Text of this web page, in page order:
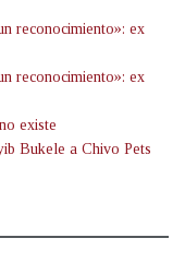
reconocimiento»: ex
reconocimiento»: ex
existe
Bukele a Chivo Pets